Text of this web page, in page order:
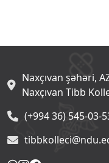
Naxçıvan şəhəri,
Naxçıvan Tibb
(+994 36) 545-03-